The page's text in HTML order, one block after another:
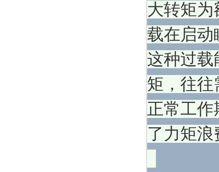
大转矩
载在启动
这种过载
矩，往往
正常工
了力矩